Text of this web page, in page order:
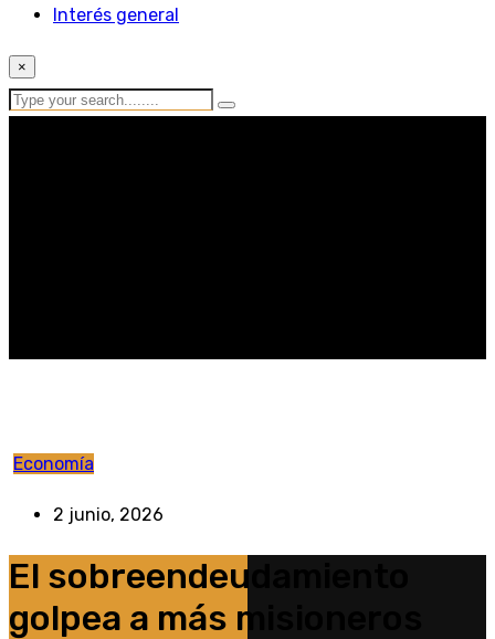
Interés general
×
Economía
2 junio, 2026
El sobreendeudamiento
golpea a más misioneros